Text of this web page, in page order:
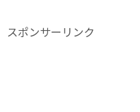
スポンサーリンク